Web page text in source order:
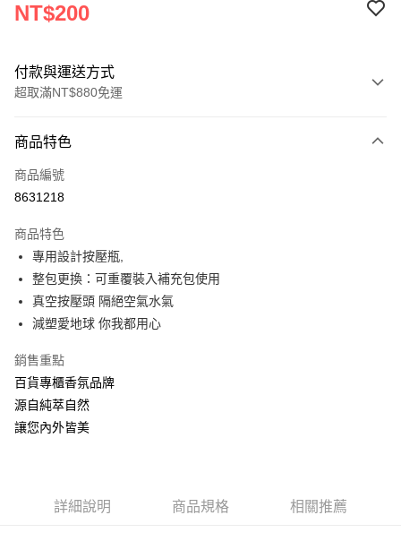
NT$200
付款與運送方式
超取滿NT$880免運
信用卡一次付款
超商取貨付款
Apple Pay
ATM付款
運送方式
全家取貨付款
每筆NT$60，滿NT$880(含以上)免運費
付款後全家取貨
每筆NT$60，滿NT$880(含以上)免運費
商品特色
商品編號
8631218
商品特色
專用設計按壓瓶,
整包更換：可重覆裝入補充包使用
真空按壓頭 隔絕空氣水氣
減塑愛地球 你我都用心
銷售重點
百貨專櫃香氛品牌
源自純萃自然
讓您內外皆美
詳細說明 商品規格 相關推薦